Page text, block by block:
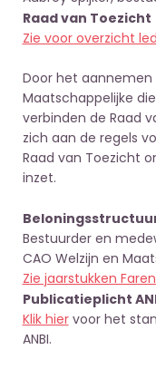
Raad van Toezicht
Zie voor overzicht
Door het
Maatschappelijke
verbinden de Raad
zich aan de regels
Raad van Toezicht
inzet.
Bestuurder en
CAO Welzijn en
Zie jaarstukken
Publicatieplicht
Klik hiervoor het
ANBI.